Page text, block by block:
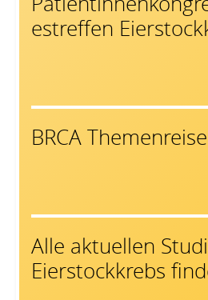
estreffen
BRCA Themenreise
Alle aktuellen
Eierstockkrebs